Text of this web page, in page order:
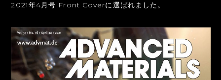
2021年4月号 Front Coverに選ばれました。